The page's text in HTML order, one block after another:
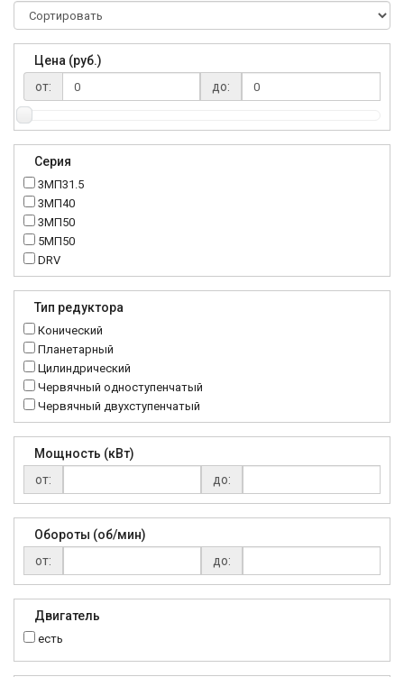
Цена (руб.)
от:
до:
Серия
3МП31.5
3МП40
3МП50
5МП50
DRV
K..DR
MTC
NMRV
RC
Тип редуктора
Конический
Планетарный
Цилиндрический
Червячный одноступенчатый
Червячный двухступенчатый
Мощность (кВт)
от:
до:
Обороты (об/мин)
от:
до:
Двигатель
есть